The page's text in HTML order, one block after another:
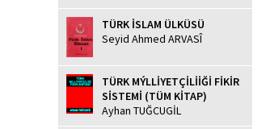
TÜRK İSLAM ÜLKÜSÜ
Seyid Ahmed ARVASÎ
TÜRK MÝLLİYETÇİLİİĞİ FİKİR
SİSTEMİ (TÜM KİTAP)
Ayhan TUĞCUGİL